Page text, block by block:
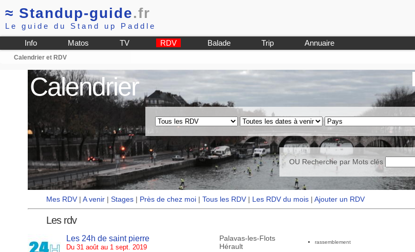
≈ Standup-guide.fr
Le guide du Stand up Paddle
Info Matos TV RDV Balade Trip Annuaire
Calendrier et RDV
Calendrier
OU Recherche par Mots clés
Mes RDV |A venir |Stages | Près de chez moi |Tous les RDV | Les RDV du mois |Ajouter un RDV
Les rdv
Les 24h de saint pierre
Du 31 août au 1 sept. 2019
Palavas-les-Flots
Hérault
rassemblement